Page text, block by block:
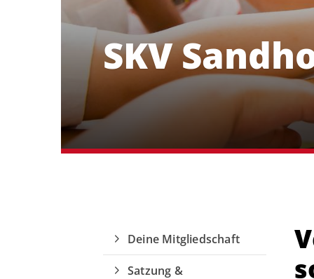
SKV
Deine Mitgliedschaft
Satzung &
Quicklinks